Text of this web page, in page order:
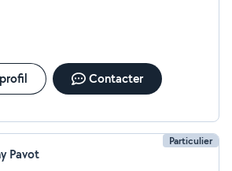
Contacter
Particulier
Pavot